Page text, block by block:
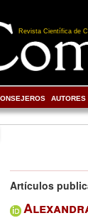
Revista Científica de
AUTORES
Artículos